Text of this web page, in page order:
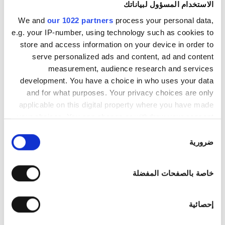
الاستخدام المسؤول لبياناتك
We and our 1022 partners process your personal data,
e.g. your IP-number, using technology such as cookies to
store and access information on your device in order to
serve personalized ads and content, ad and content
measurement, audience research and services
development. You have a choice in who uses your data
and for what purposes. Your privacy choices are only
applicable on this digital property where you have made
your choices. You can change or withdraw your consent
the Privacy trigger icon.
Collect information about your geographical
meters
Identify your device by actively scanning it for
الموافقة
ضرورية
خاصة بالصفحات المفضلة
إحصائية
الجمعة مُغلقة
السبت 07:00 - 16:00
الأحد 07:00 - 16:00
خيارات السداد
الوصول إلى العيادة
Gardens Hospital, Al Sab Bin Jathamah St 20, Amman,
27182 عمان, الأردن